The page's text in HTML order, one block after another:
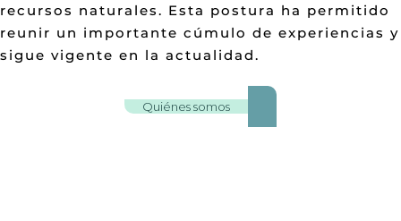
recursos naturales. Esta postura ha permitido
reunir un importante cúmulo de experiencias y
sigue vigente en la actualidad.
Quiénes somos